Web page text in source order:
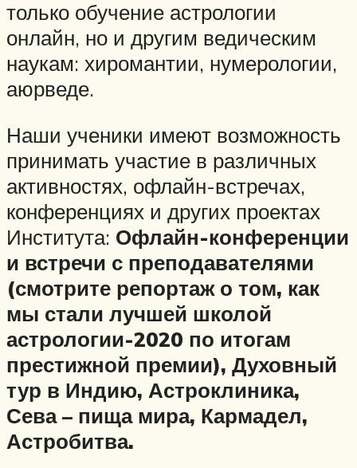
только обучение астрологии
онлайн, но и другим ведическим
наукам: хиромантии, нумерологии,
аюрведе.
Наши ученики имеют возможность
принимать участие в различных
активностях, офлайн-встречах,
конференциях и других проектах
Института: Офлайн-конференции
и встречи с преподавателями
(смотрите репортаж о том, как
мы стали лучшей школой
астрологии-2020 по итогам
престижной премии), Духовный
тур в Индию, Астроклиника,
Сева – пища мира, Кармадел,
Астробитва.